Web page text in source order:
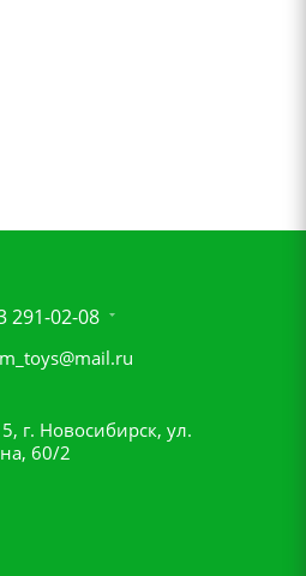
291-02-08
г. Новосибирск, ул.
60/2